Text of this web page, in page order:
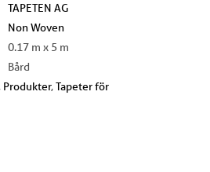
TAPETEN AG
Non Woven
0.17 m x 5 m
Bård
Produkter,Tapeter för